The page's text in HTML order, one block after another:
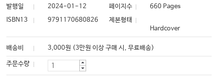
발행일 2024-01-12 페이지수
660 Pages
ISBN13
9791170680826
제본형태
Hardcover
배송비 3,000원 (3만원 이상 구매 시, 무료배송)
주문수량